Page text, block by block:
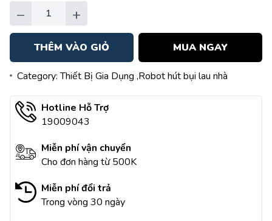
− +
THÊM VÀO GIỎ MUA NGAY
Category:Thiết Bị Gia Dụng ,Robot hút bụi lau nhà
Hotline Hỗ Trợ
19009043
Miễn phí vận chuyển
Cho đơn hàng từ 500K
Miễn phí đổi trả
Trong vòng 30 ngày